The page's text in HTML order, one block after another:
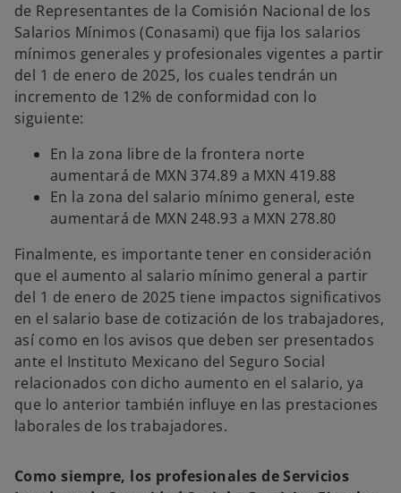
a
ñ
a
u
e
v
a
a
a
n
u
e
v
a
a
n
u
e
v
de Representantes de la Comisión Nacional de los
Salarios Mínimos (Conasami) que fija los salarios
mínimos generales y profesionales vigentes a partir
del 1 de enero de 2025, los cuales tendrán un
incremento de 12% de conformidad con lo
siguiente:
En la zona libre de la frontera norte
aumentará de MXN 374.89 a MXN 419.88
En la zona del salario mínimo general, este
aumentará de MXN 248.93 a MXN 278.80
Finalmente, es importante tener en consideración
que el aumento al salario mínimo general a partir
del 1 de enero de 2025 tiene impactos significativos
en el salario base de cotización de los trabajadores,
así como en los avisos que deben ser presentados
ante el Instituto Mexicano del Seguro Social
relacionados con dicho aumento en el salario, ya
que lo anterior también influye en las prestaciones
laborales de los trabajadores.
Como siempre, los profesionales de Servicios